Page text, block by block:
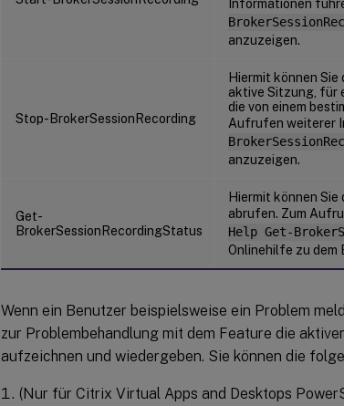
Informationen
anzuzeigen.
Stop-BrokerSessionRecording
Hiermit können
aktive Sitzung, für
die von einem
Aufrufen weiterer
anzuzeigen.
Get-
BrokerSessionRecordingStatus
Hiermit können
abrufen. Zum
Help Get-
Onlinehilfe zu dem
Wenn ein Benutzer beispielsweise ein Problem
zur Problembehandlung mit dem Feature die
aufzeichnen und wiedergeben. Sie können die
(Nur für Citrix Virtual Apps and Desktops